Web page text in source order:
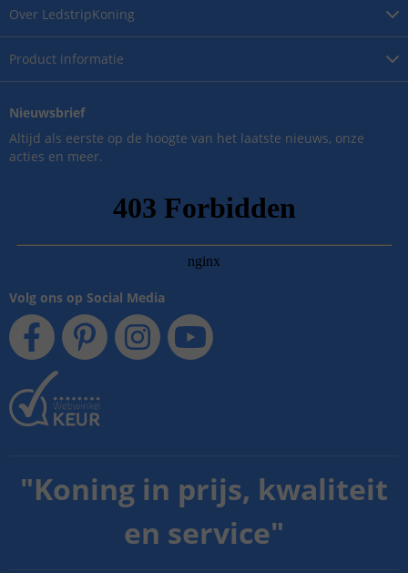
Over LedstripKoning
Product informatie
Nieuwsbrief
Altijd als eerste op de hoogte van het laatste nieuws, onze
acties en meer.
Volg ons op Social Media
"Koning in prijs, kwaliteit
en service"